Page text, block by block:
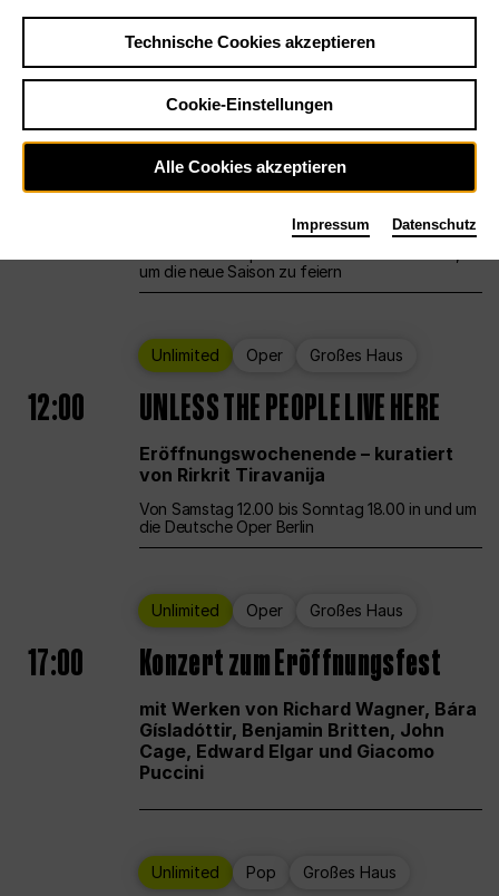
Sa29.8.
Großes Haus
12:00 Eröffnungswochenende
um die neue Saison zu feiern
Unlimited Oper Großes Haus
12:00 UNLESS THE PEOPLE LIVE HERE
Eröffnungswochenende – kuratiert
von Rirkrit Tiravanija
Von Samstag 12.00 bis Sonntag 18.00 in und um
die Deutsche Oper Berlin
Unlimited Oper Großes Haus
17:00 Konzert zum Eröffnungsfest
mit Werken von Richard Wagner, Bára
Gísladóttir, Benjamin Britten, John
Cage, Edward Elgar und Giacomo
Puccini
Unlimited Pop Großes Haus
Technische Cookies akzeptieren
Cookie-Einstellungen
Alle Cookies akzeptieren
Impressum Datenschutz